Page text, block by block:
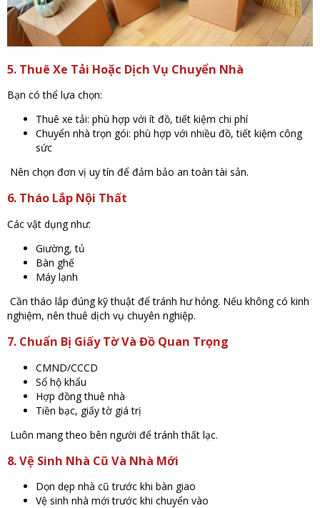
5. Thuê Xe Tải Hoặc Dịch Vụ Chuyển Nhà
Bạn có thể lựa chọn:
Thuê xe tải: phù hợp với ít đồ, tiết kiệm chi phí
Chuyển nhà trọn gói: phù hợp với nhiều đồ, tiết kiệm công
sức
Nên chọn đơn vị uy tín để đảm bảo an toàn tài sản.
6. Tháo Lắp Nội Thất
Các vật dụng như:
Giường, tủ
Bàn ghế
Máy lạnh
Cần tháo lắp đúng kỹ thuật để tránh hư hỏng. Nếu không có kinh
nghiệm, nên thuê dịch vụ chuyên nghiệp.
7. Chuẩn Bị Giấy Tờ Và Đồ Quan Trọng
CMND/CCCD
Sổ hộ khẩu
Hợp đồng thuê nhà
Tiền bạc, giấy tờ giá trị
Luôn mang theo bên người để tránh thất lạc.
8. Vệ Sinh Nhà Cũ Và Nhà Mới
Dọn dẹp nhà cũ trước khi bàn giao
Vệ sinh nhà mới trước khi chuyển vào